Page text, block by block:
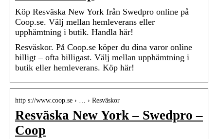
Köp Resväska New York från Swedpro online på
Coop.se. Välj mellan hemleverans eller
upphämtning i butik. Handla här!
Resväskor. På Coop.se köper du dina varor online
billigt – ofta billigast. Välj mellan upphämtning i
butik eller hemleverans. Köp här!
http s://www.coop.se › … › Resväskor
Resväska New York – Swedpro –
Coop